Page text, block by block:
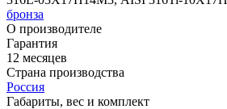
бронза
О производителе
Гарантия
12 месяцев
Страна производства
Россия
Габариты, вес и комплект